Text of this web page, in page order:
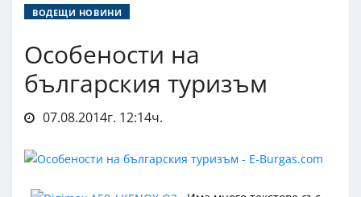
ВОДЕЩИ НОВИНИ
Особености на
българския туризъм
07.08.2014г. 12:14ч.